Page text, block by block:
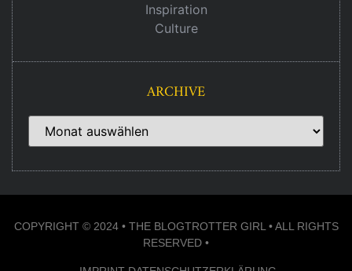
Inspiration
Culture
ARCHIVE
COPYRIGHT © 2024 • THE BLOGTROTTER GIRL • ALL RIGHTS
RESERVED •